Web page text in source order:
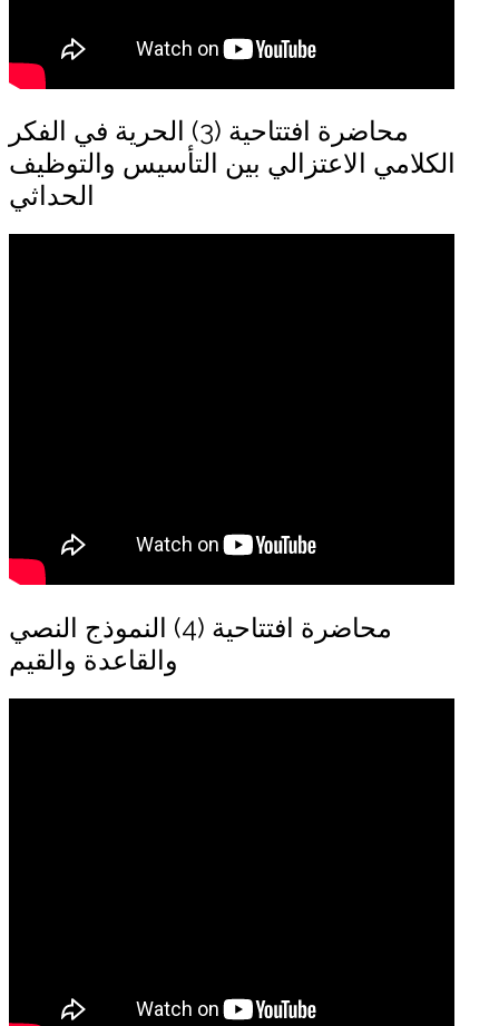
محاضرة افتتاحية (3) الحرية في الفكر
الكلامي الاعتزالي بين التأسيس والتوظيف
الحداثي
محاضرة افتتاحية (4) النموذج النصي
والقاعدة والقيم